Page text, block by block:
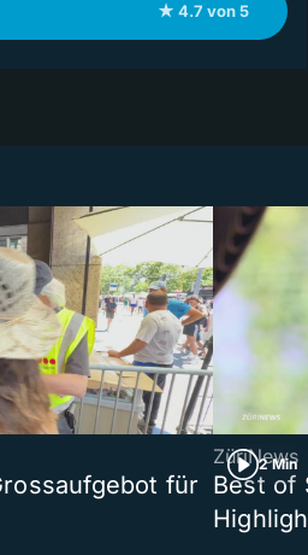
★ 4.7 von 5
für
2 Min
ZüriNews
Best of